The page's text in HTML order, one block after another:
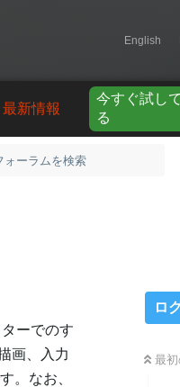
English
今すぐ試し
る
最新情報
ロ
最
ーでのす
画、入力
。なお、